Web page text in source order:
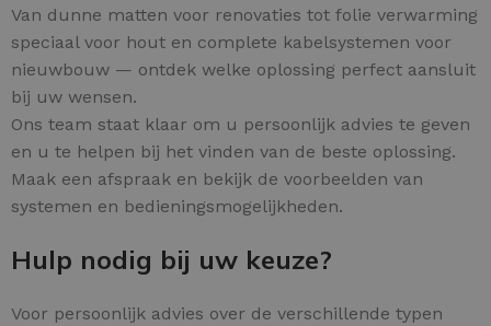
Van dunne matten voor renovaties tot folie verwarming
speciaal voor hout en complete kabelsystemen voor
nieuwbouw — ontdek welke oplossing perfect aansluit
bij uw wensen.
Ons team staat klaar om u persoonlijk advies te geven
en u te helpen bij het vinden van de beste oplossing.
Maak een afspraak en bekijk de voorbeelden van
systemen en bedieningsmogelijkheden.
Hulp nodig bij uw keuze?
Voor persoonlijk advies over de verschillende typen